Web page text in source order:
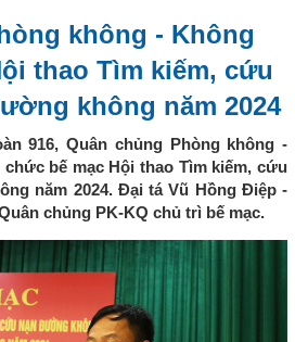
không - Không
thao Tìm kiếm, cứu
không năm 2024
916, Quân chủng Phòng không -
bế mạc Hội thao Tìm kiếm, cứu
năm 2024. Đại tá Vũ Hồng Điệp -
chủng PK-KQ chủ trì bế mạc.